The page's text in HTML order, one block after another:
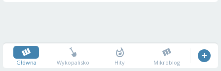
Główna Wykopalisko Hity Mikroblog